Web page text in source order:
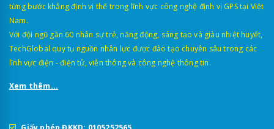
từng bước khẳng định vị thế trong lĩnh vực công nghệ định vị GPS tại Việt
Nam.
Với đội ngũ gần 60 nhân sự trẻ, năng động, sáng tạo và giàu nhiệt huyết,
TechGlobal quy tụ nguồn nhân lực được đào tạo chuyên sâu trong các
lĩnh vực điện - điện tử, viễn thông và công nghệ thông tin.
Xem thêm...